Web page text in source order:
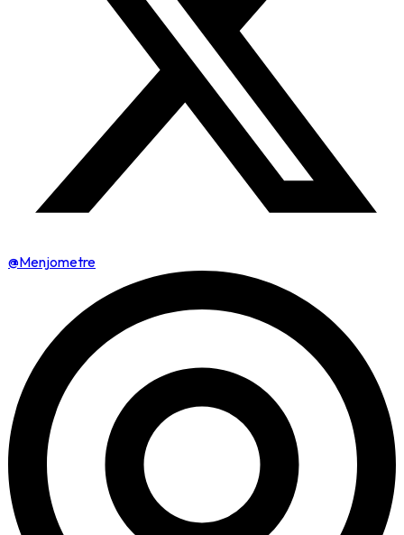
@Menjometre